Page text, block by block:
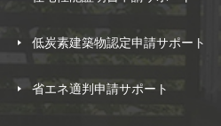
低炭素建築物認定申請サポート
省エネ適判申請サポート